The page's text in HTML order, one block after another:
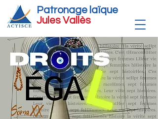
Patronage laïque
Jules Vallès